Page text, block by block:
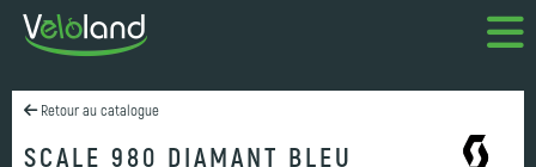
Retour au catalogue
SCALE 980 DIAMANT BLEU